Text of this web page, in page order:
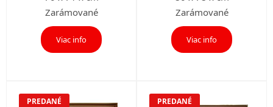
Zarámované
Viac info
Zarámované
Viac info
PREDANÉ PREDANÉ